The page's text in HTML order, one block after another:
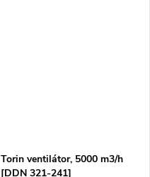
Torin ventilátor, 5000 m3/h
[DDN 321-241]